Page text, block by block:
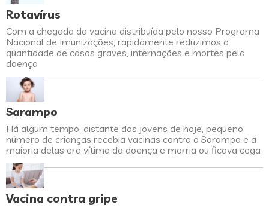
Rotavírus
Com a chegada da vacina distribuída pelo nosso Programa
Nacional de Imunizações, rapidamente reduzimos a
quantidade de casos graves, internações e mortes pela
doença
Sarampo
Há algum tempo, distante dos jovens de hoje, pequeno
número de crianças recebia vacinas contra o Sarampo e a
maioria delas era vítima da doença e morria ou ficava cega
Vacina contra gripe